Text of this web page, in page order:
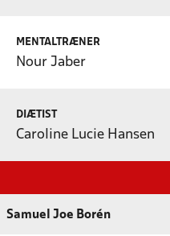
MENTALTRÆNER
Nour Jaber
DIÆTIST
Caroline Lucie Hansen
Samuel Joe Borén